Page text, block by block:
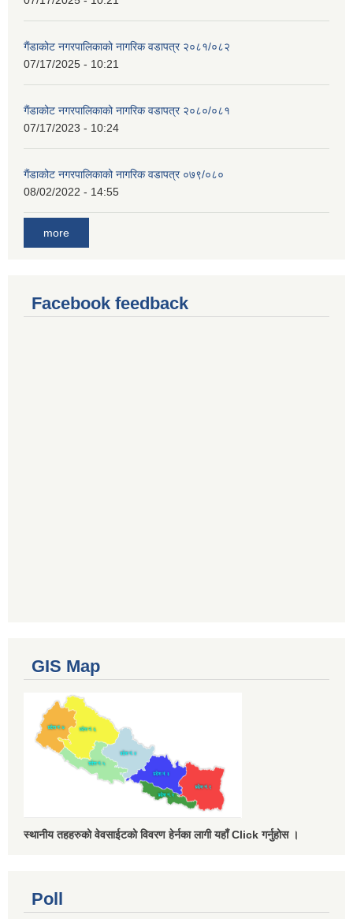
गैंडाकोट नगरपालिकाको नागरिक वडापत्र २०८१/०८२
07/17/2025 - 10:21
गैंडाकोट नगरपालिकाको नागरिक वडापत्र २०८०/०८१
07/17/2023 - 10:24
गैंडाकोट नगरपालिकाको नागरिक वडापत्र ०७९/०८०
08/02/2022 - 14:55
more
Facebook feedback
GIS Map
स्थानीय तहहरुको वेवसाईटको विवरण हेर्नका लागी यहाँ Click गर्नुहोस ।
Poll